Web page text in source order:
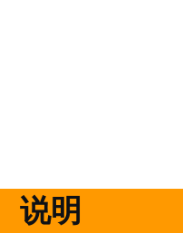
说明